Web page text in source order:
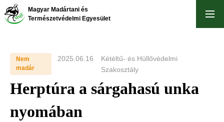
Ugrás
Magyar Madártani és
Természetvédelmi Egyesület
Nem
madár
2025.06.16
Kétéltű- és Hüllővédelmi
Szakosztály
Herptúra a sárgahasú unka
nyomában